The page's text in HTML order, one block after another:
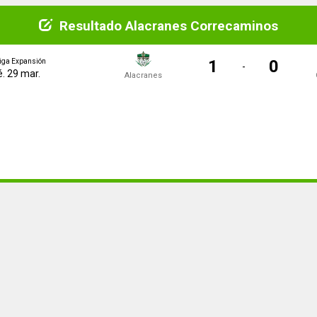
Resultado Alacranes Correcaminos
Expansión
29 mar. Alacranes 1 - 0